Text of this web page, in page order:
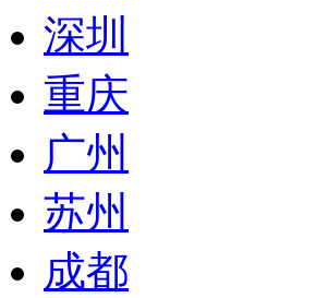
深圳
重庆
广州
苏州
成都